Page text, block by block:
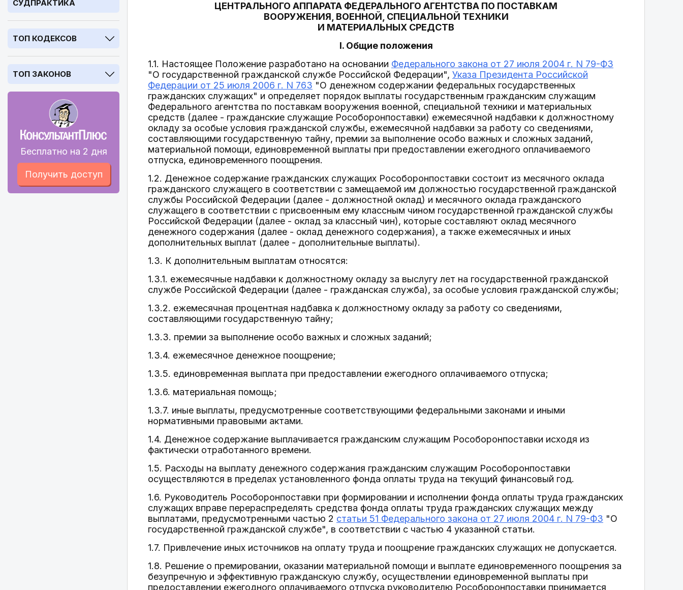
СУДПРАКТИКА
ТОП КОДЕКСОВ
ТОП ЗАКОНОВ
Бесплатно на 2 дня
Получить доступ
ЦЕНТРАЛЬНОГО АППАРАТА ФЕДЕРАЛЬНОГО АГЕНТСТВА ПО ПОСТАВКАМ
ВООРУЖЕНИЯ, ВОЕННОЙ, СПЕЦИАЛЬНОЙ ТЕХНИКИ
И МАТЕРИАЛЬНЫХ СРЕДСТВ
I. Общие положения
1.1. Настоящее Положение разработано на основании Федерального закона от 27 июля 2004 г. N 79-ФЗ
"О государственной гражданской службе Российской Федерации", Указа Президента Российской
Федерации от 25 июля 2006 г. N 763 "О денежном содержании федеральных государственных
гражданских служащих" и определяет порядок выплаты государственным гражданским служащим
Федерального агентства по поставкам вооружения военной, специальной техники и материальных
средств (далее - гражданские служащие Рособоронпоставки) ежемесячной надбавки к должностному
окладу за особые условия гражданской службы, ежемесячной надбавки за работу со сведениями,
составляющими государственную тайну, премии за выполнение особо важных и сложных заданий,
материальной помощи, единовременной выплаты при предоставлении ежегодного оплачиваемого
отпуска, единовременного поощрения.
1.2. Денежное содержание гражданских служащих Рособоронпоставки состоит из месячного оклада
гражданского служащего в соответствии с замещаемой им должностью государственной гражданской
службы Российской Федерации (далее - должностной оклад) и месячного оклада гражданского
служащего в соответствии с присвоенным ему классным чином государственной гражданской службы
Российской Федерации (далее - оклад за классный чин), которые составляют оклад месячного
денежного содержания (далее - оклад денежного содержания), а также ежемесячных и иных
дополнительных выплат (далее - дополнительные выплаты).
1.3. К дополнительным выплатам относятся:
1.3.1. ежемесячные надбавки к должностному окладу за выслугу лет на государственной гражданской
службе Российской Федерации (далее - гражданская служба), за особые условия гражданской службы;
1.3.2. ежемесячная процентная надбавка к должностному окладу за работу со сведениями,
составляющими государственную тайну;
1.3.3. премии за выполнение особо важных и сложных заданий;
1.3.4. ежемесячное денежное поощрение;
1.3.5. единовременная выплата при предоставлении ежегодного оплачиваемого отпуска;
1.3.6. материальная помощь;
1.3.7. иные выплаты, предусмотренные соответствующими федеральными законами и иными
нормативными правовыми актами.
1.4. Денежное содержание выплачивается гражданским служащим Рособоронпоставки исходя из
фактически отработанного времени.
1.5. Расходы на выплату денежного содержания гражданским служащим Рособоронпоставки
осуществляются в пределах установленного фонда оплаты труда на текущий финансовый год.
1.6. Руководитель Рособоронпоставки при формировании и исполнении фонда оплаты труда гражданских
служащих вправе перераспределять средства фонда оплаты труда гражданских служащих между
выплатами, предусмотренными частью 2 статьи 51 Федерального закона от 27 июля 2004 г. N 79-ФЗ "О
государственной гражданской службе", в соответствии с частью 4 указанной статьи.
1.7. Привлечение иных источников на оплату труда и поощрение гражданских служащих не допускается.
1.8. Решение о премировании, оказании материальной помощи и выплате единовременного поощрения за
безупречную и эффективную гражданскую службу, осуществлении единовременной выплаты при
предоставлении ежегодного оплачиваемого отпуска руководителю Рособоронпоставки принимается